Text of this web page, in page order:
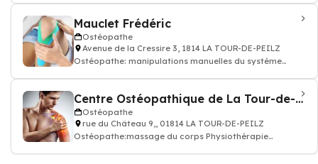
Mauclet Frédéric
Ostéopathe
Avenue de la Cressire 3, 1814 LA TOUR-DE-PEILZ
Ostéopathe: manipulations manuelles du système
Centre Ostéopathique de La Tour-de-Peilz
Ostéopathe
rue du Château 9,, 01814 LA TOUR-DE-PEILZ
Ostéopathe:massage du corps Physiothérapie